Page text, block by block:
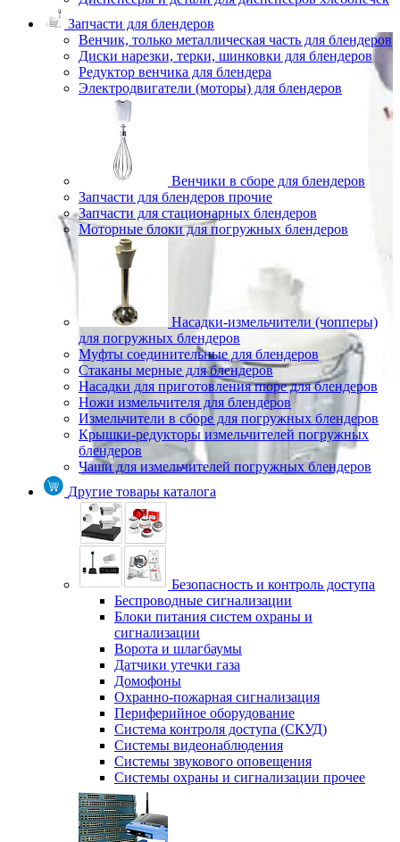
Запчасти для блендеров
Венчик, только металлическая часть для блендеров
Диски нарезки, терки, шинковки для блендеров
Редуктор венчика для блендера
Электродвигатели (моторы) для блендеров
Венчики в сборе для блендеров
Запчасти для блендеров прочие
Запчасти для стационарных блендеров
Моторные блоки для погружных блендеров
Насадки-измельчители (чопперы)
для погружных блендеров
Муфты соединительные для блендеров
Стаканы мерные для блендеров
Насадки для приготовления пюре для блендеров
Ножи измельчителя для блендеров
Измельчители в сборе для погружных блендеров
Крышки-редукторы измельчителей погружных
блендеров
Чаши для измельчителей погружных блендеров
Другие товары каталога
Безопасность и контроль доступа
Беспроводные сигнализации
Блоки питания систем охраны и
сигнализации
Ворота и шлагбаумы
Датчики утечки газа
Домофоны
Охранно-пожарная сигнализация
Периферийное оборудование
Система контроля доступа (СКУД)
Системы видеонаблюдения
Системы звукового оповещения
Системы охраны и сигнализации прочее